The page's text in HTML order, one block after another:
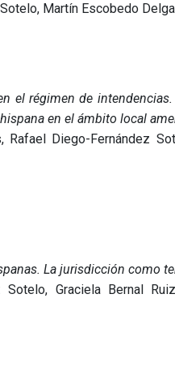
Martín Escobedo
el régimen de
en el ámbito local
Rafael Diego-Fernández
La jurisdicción como
Sotelo, Graciela Bernal